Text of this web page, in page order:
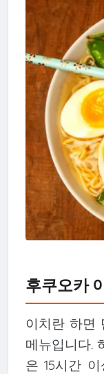
후쿠오카
이치란 하면
메뉴입니다.
은 15시간